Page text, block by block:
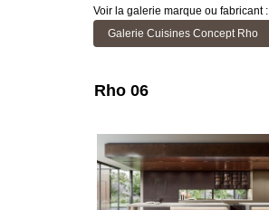
Voir la galerie marque ou fabricant :
Galerie Cuisines Concept Rho
Rho 06